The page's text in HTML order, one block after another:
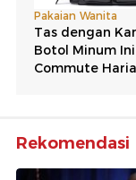
Rekomendasi